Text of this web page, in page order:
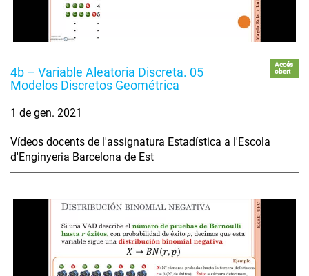
4b – Variable Aleatoria Discreta. 05
Modelos Discretos Geométrica
Accés
obert
1 de gen. 2021
Vídeos docents de l'assignatura Estadística a l'Escola
d'Enginyeria Barcelona de Est